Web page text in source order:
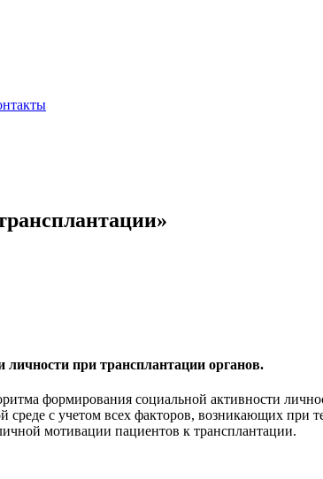
при трансплантации органов.
формирования социальной активности
с учетом всех факторов, возникающих при
мотивации пациентов к трансплантации.